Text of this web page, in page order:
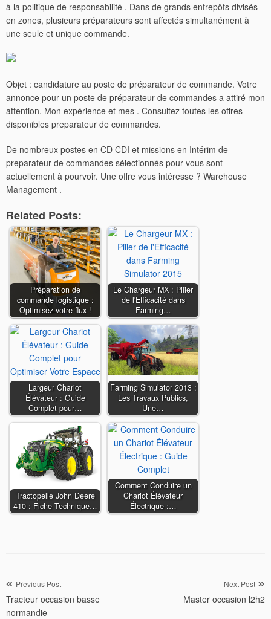
à la politique de responsabilité . Dans de grands entrepôts divisés
en zones, plusieurs préparateurs sont affectés simultanément à
une seule et unique commande.
Objet : candidature au poste de préparateur de commande. Votre
annonce pour un poste de préparateur de commandes a attiré mon
attention. Mon expérience et mes . Consultez toutes les offres
disponibles preparateur de commandes.
De nombreux postes en CD CDI et missions en Intérim de
preparateur de commandes sélectionnés pour vous sont
actuellement à pourvoir. Une offre vous intéresse ? Warehouse
Management .
Related Posts:
Préparation de
commande logistique :
Optimisez votre flux !
Le Chargeur MX : Pilier
de l'Efficacité dans
Farming…
Largeur Chariot
Élévateur : Guide
Complet pour…
Farming Simulator 2013 :
Les Travaux Publics,
Une…
Tractopelle John Deere
410 : Fiche Technique…
Comment Conduire un
Chariot Élévateur
Électrique :…
Navigation
de
Previous Post
Tracteur occasion basse
normandie
Next Post
Master occasion l2h2